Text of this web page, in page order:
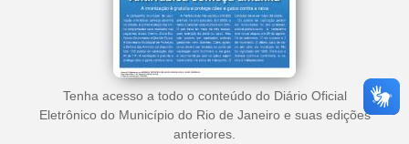
Tenha acesso a todo o conteúdo do Diário Oficial
Eletrônico do Município do Rio de Janeiro e suas edições
anteriores.